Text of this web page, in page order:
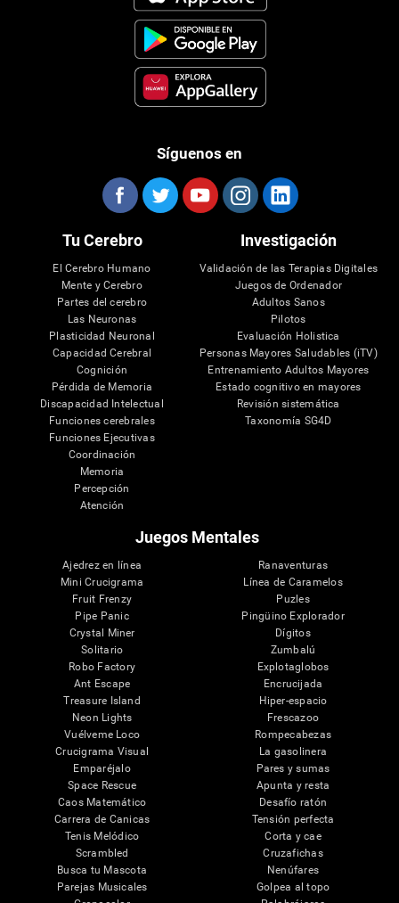
Síguenos en
Tu Cerebro
El Cerebro Humano
Mente y Cerebro
Partes del cerebro
Las Neuronas
Plasticidad Neuronal
Capacidad Cerebral
Cognición
Pérdida de Memoria
Discapacidad Intelectual
Funciones cerebrales
Funciones Ejecutivas
Coordinación
Memoria
Percepción
Atención
Investigación
Validación de las Terapias Digitales
Juegos de Ordenador
Adultos Sanos
Pilotos
Evaluación Holistica
Personas Mayores Saludables (iTV)
Entrenamiento Adultos Mayores
Estado cognitivo en mayores
Revisión sistemática
Taxonomía SG4D
Juegos Mentales
Ajedrez en línea
Mini Crucigrama
Fruit Frenzy
Pipe Panic
Crystal Miner
Solitario
Robo Factory
Ant Escape
Treasure Island
Neon Lights
Vuélveme Loco
Crucigrama Visual
Emparéjalo
Space Rescue
Caos Matemático
Carrera de Canicas
Tenis Melódico
Scrambled
Busca tu Mascota
Parejas Musicales
Ranaventuras
Línea de Caramelos
Puzles
Pingüino Explorador
Dígitos
Zumbalú
Explotaglobos
Encrucijada
Hiper-espacio
Frescazoo
Rompecabezas
La gasolinera
Pares y sumas
Apunta y resta
Desafío ratón
Tensión perfecta
Corta y cae
Cruzafichas
Nenúfares
Golpea al topo